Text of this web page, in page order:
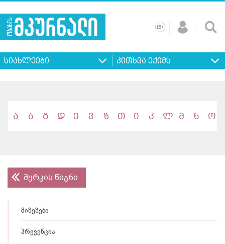
შესახებ ხშირად
კითხვები
15+
სიახლეები კითხვა ექიმს
ა ბ გ დ ე ვ ზ თ ი კ ლ მ ნ ო
მერკის წიგნი
მიზეზები
პრევენცია